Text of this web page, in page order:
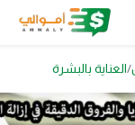
العناية بالبشرة